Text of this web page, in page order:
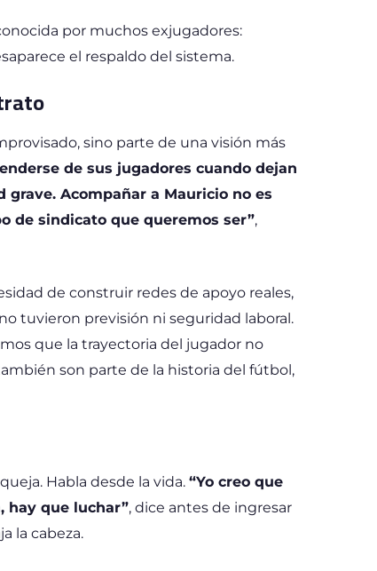
por muchos exjugadores:
el respaldo del sistema.
sino parte de una visión más
de sus jugadores cuando dejan
Acompañar a Mauricio no es
de sindicato que queremos ser”,
de construir redes de apoyo reales,
tuvieron previsión ni seguridad laboral.
que la trayectoria del jugador no
son parte de la historia del fútbol,
Habla desde la vida. “Yo creo que
hay que luchar”, dice antes de ingresar
la cabeza.